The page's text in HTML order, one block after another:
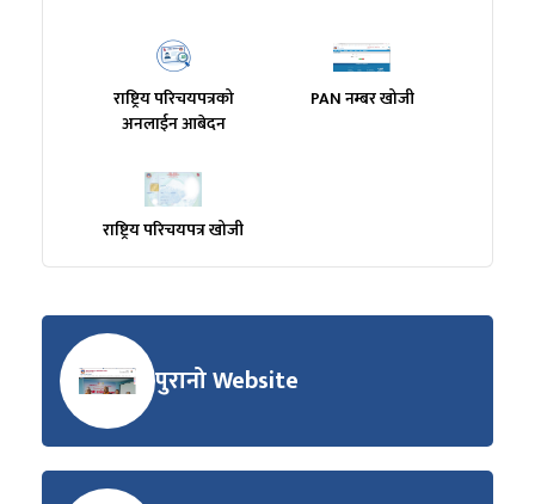
राष्ट्रिय परिचयपत्रको
अनलाईन आबेदन
PAN नम्बर खोजी
राष्ट्रिय परिचयपत्र खोजी
पुरानो Website